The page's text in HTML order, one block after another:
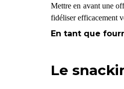
Mettre en avant une
fidéliser efficacement
En tant que
Le